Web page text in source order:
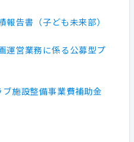
告書（子ども未来部）
運営業務に係る公募型プ
施設整備事業費補助金